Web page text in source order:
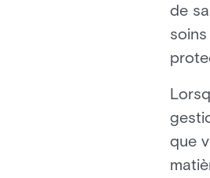
de
que